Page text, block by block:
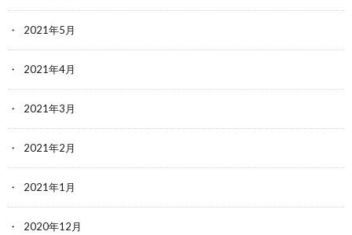
2021年5月
2021年4月
2021年3月
2021年2月
2021年1月
2020年12月